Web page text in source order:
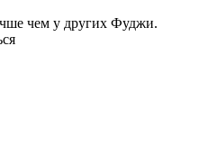
чем у других Фуджи.